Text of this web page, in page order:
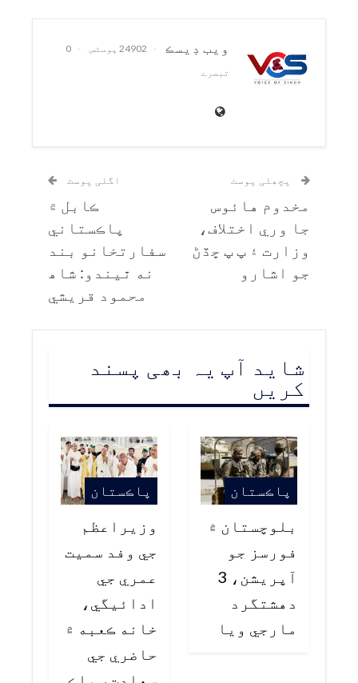
ويب ڊيسڪ 24902 پوسٹس
0
تبصرے
پچھلی پوسٹ
مخدوم هائوس
جا وري اختلاف،
وزارت ۽ پ پ ڇڏڻ
جو اشارو
اگلی پوسٹ
ڪابل ۾
پاڪستاني
سفارتخانو بند
نه ٿيندو: شاھ
محمود قريشي
شاید آپ یہ بھی پسند
کریں
پاڪستان
بلوچستان ۾
فورسز جو
آپريشن، 3
دهشتگرد
مارجي ويا
پاڪستان
وزيراعظم
جي وفد سميت
عمري جي
ادائيگي،
خانه ڪعبه ۾
حاضري جي
سعادت، ملڪ